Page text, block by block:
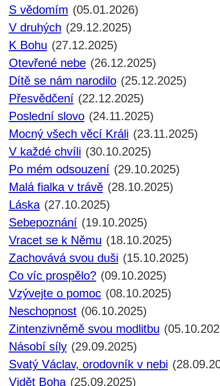
S vědomím (05.01.2026)
V druhých (29.12.2025)
K Bohu (27.12.2025)
Otevřené nebe (26.12.2025)
Dítě se nám narodilo (25.12.2025)
Přesvědčení (22.12.2025)
Poslední slovo (24.11.2025)
Mocný všech věcí Králi (23.11.2025)
V každé chvíli (30.10.2025)
Po mém odsouzení (29.10.2025)
Malá fialka v trávě (28.10.2025)
Láska (27.10.2025)
Sebepoznání (19.10.2025)
Vracet se k Němu (18.10.2025)
Zachovává svou duši (15.10.2025)
Co víc prospělo? (09.10.2025)
Vzývejte o pomoc (08.10.2025)
Neschopnost (06.10.2025)
Zintenzivněmě svou modlitbu
Násobí síly (29.09.2025)
Svatý Václav, orodovník v nebi
Vidět Boha (25.09.2025)